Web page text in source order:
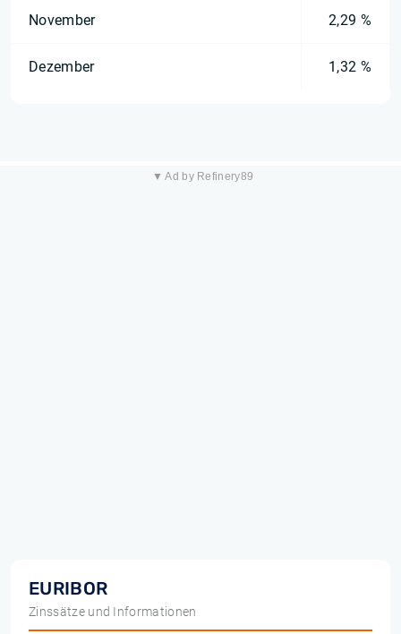
November 2,29 %
Dezember 1,32 %
▼ Ad by Refinery89
EURIBOR
Zinssätze und Informationen